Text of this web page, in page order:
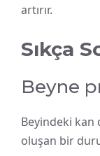
artırır.
Sıkça
Beyne
Beyindeki kan
oluşan bir